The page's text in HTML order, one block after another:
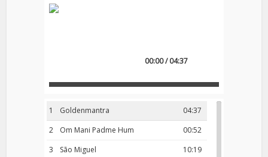
00:00 / 04:37
1 04:37
Goldenmantra
2
00:52
Om Mani Padme Hum
3
10:19
São Miguel